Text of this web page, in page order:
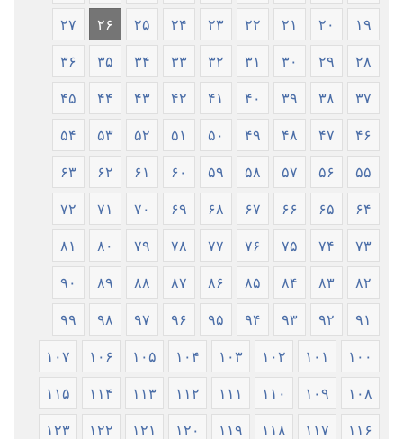
۱۹ ۲۰ ۲۱ ۲۲ ۲۳ ۲۴ ۲۵ ۲۶ ۲۷
۲۸ ۲۹ ۳۰ ۳۱ ۳۲ ۳۳ ۳۴ ۳۵ ۳۶
۳۷ ۳۸ ۳۹ ۴۰ ۴۱ ۴۲ ۴۳ ۴۴ ۴۵
۴۶ ۴۷ ۴۸ ۴۹ ۵۰ ۵۱ ۵۲ ۵۳ ۵۴
۵۵ ۵۶ ۵۷ ۵۸ ۵۹ ۶۰ ۶۱ ۶۲ ۶۳
۶۴ ۶۵ ۶۶ ۶۷ ۶۸ ۶۹ ۷۰ ۷۱ ۷۲
۷۳ ۷۴ ۷۵ ۷۶ ۷۷ ۷۸ ۷۹ ۸۰ ۸۱
۸۲ ۸۳ ۸۴ ۸۵ ۸۶ ۸۷ ۸۸ ۸۹ ۹۰
۹۱ ۹۲ ۹۳ ۹۴ ۹۵ ۹۶ ۹۷ ۹۸ ۹۹
۱۰۰ ۱۰۱ ۱۰۲ ۱۰۳ ۱۰۴ ۱۰۵ ۱۰۶ ۱۰۷
۱۰۸ ۱۰۹ ۱۱۰ ۱۱۱ ۱۱۲ ۱۱۳ ۱۱۴ ۱۱۵
۱۱۶ ۱۱۷ ۱۱۸ ۱۱۹ ۱۲۰ ۱۲۱ ۱۲۲ ۱۲۳